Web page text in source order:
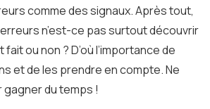
comme des signaux. Après tout,
n’est-ce pas surtout découvrir
ou non ? D’où l’importance de
et de les prendre en compte. Ne
du temps !